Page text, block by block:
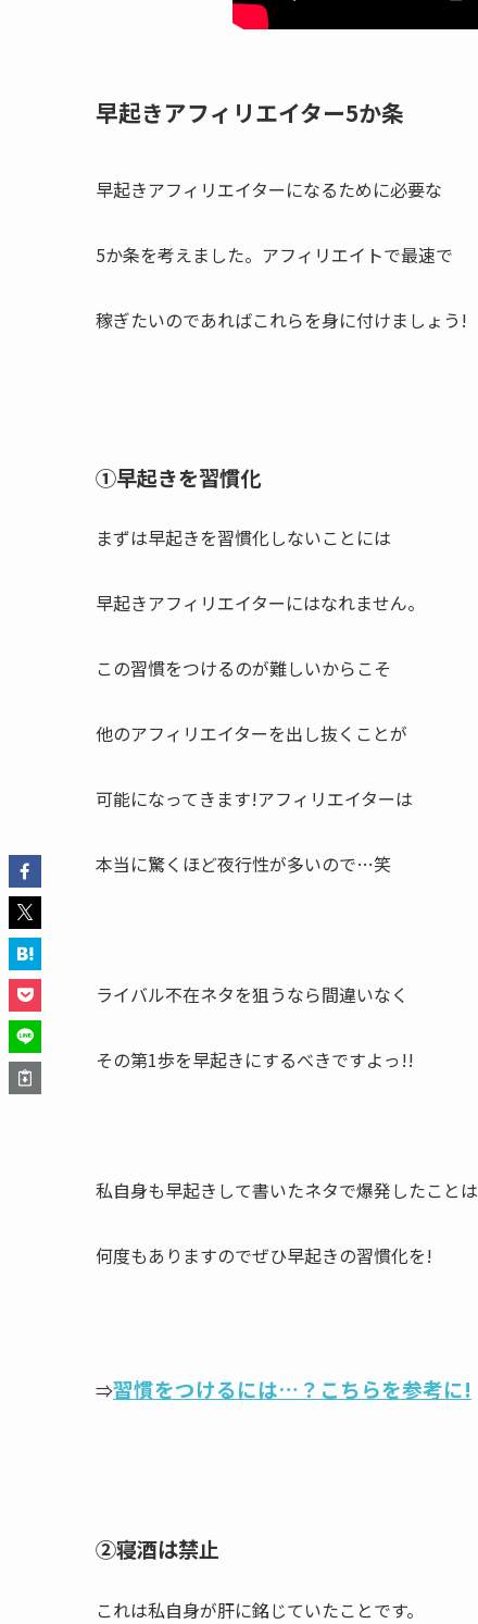
早起きアフィリエイター5か条
早起きアフィリエイターになるために必要な
5か条を考えました。アフィリエイトで最速で
稼ぎたいのであればこれらを身に付けましょう!
①早起きを習慣化
まずは早起きを習慣化しないことには
早起きアフィリエイターにはなれません。
この習慣をつけるのが難しいからこそ
他のアフィリエイターを出し抜くことが
可能になってきます!アフィリエイターは
本当に驚くほど夜行性が多いので…笑
ライバル不在ネタを狙うなら間違いなく
その第1歩を早起きにするべきですよっ!!
私自身も早起きして書いたネタで爆発したことは
何度もありますのでぜひ早起きの習慣化を!
⇒習慣をつけるには…？こちらを参考に!
②寝酒は禁止
これは私自身が肝に銘じていたことです。